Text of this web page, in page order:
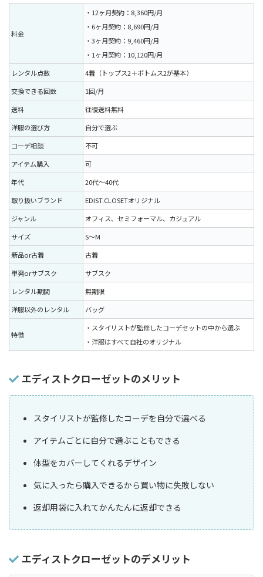
料金
・12ヶ月契約：8,360円/月
・6ヶ月契約：8,690円/月
・3ヶ月契約：9,460円/月
・1ヶ月契約：10,120円/月
レンタル点数
4着（トップス2＋ボトムス2が基本）
交換できる回数
1回/月
送料
往復送料無料
洋服の選び方
自分で選ぶ
コーデ相談
不可
アイテム購入
可
年代
20代〜40代
取り扱いブランド
EDIST.CLOSETオリジナル
ジャンル
オフィス、セミフォーマル、カジュアル
サイズ
S〜M
新品or古着
古着
単発orサブスク
サブスク
レンタル期間
無期限
洋服以外のレンタル
バッグ
特徴
・スタイリストが監修したコーデセットの中から選ぶ
・洋服はすべて自社のオリジナル
エディストクローゼットのメリット
スタイリストが監修したコーデを自分で選べる
アイテムごとに自分で選ぶこともできる
体型をカバーしてくれるデザイン
気に入ったら購入できるから買い物に失敗しない
返却用袋に入れてかんたんに返却できる
エディストクローゼットのデメリット